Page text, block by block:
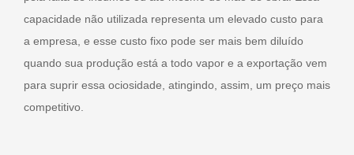
capacidade não utilizada representa um elevado custo para
a empresa, e esse custo fixo pode ser mais bem diluído
quando sua produção está a todo vapor e a exportação vem
para suprir essa ociosidade, atingindo, assim, um preço mais
competitivo.